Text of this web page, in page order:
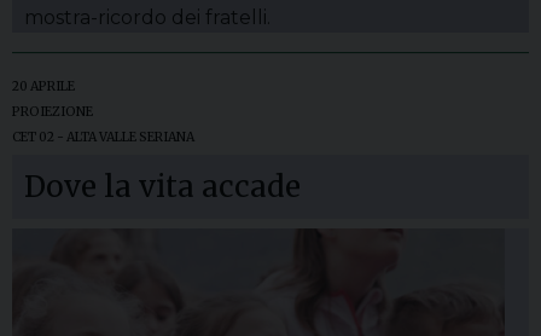
mostra-ricordo dei fratelli.
20 APRILE
PROIEZIONE
CET 02 - ALTA VALLE SERIANA
Dove la vita accade